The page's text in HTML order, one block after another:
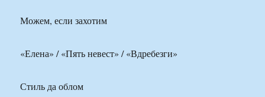
Можем, если захотим
«Елена» / «Пять невест» / «Вдребезги»
Стиль да облом